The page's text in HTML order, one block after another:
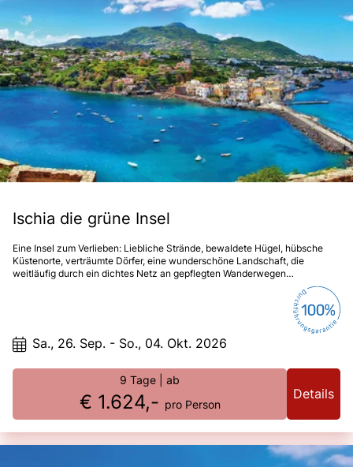
Ischia die grüne Insel
Eine Insel zum Verlieben: Liebliche Strände, bewaldete Hügel, hübsche
Küstenorte, verträumte Dörfer, eine wunderschöne Landschaft, die
weitläufig durch ein dichtes Netz an gepflegten Wanderwegen
erschlossen ist. Die Anmut dieser Insel zieht einfach jeden in ihren Bann.
Sa., 26. Sep. - So., 04. Okt. 2026
9 Tage | ab
€ 1.624,- pro Person
Details